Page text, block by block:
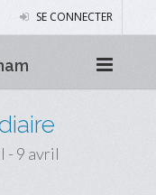
SE CONNECTER
- 9 avril